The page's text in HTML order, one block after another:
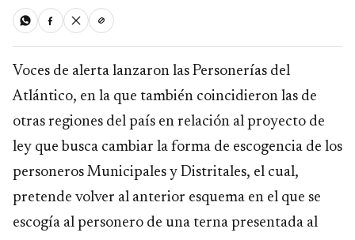
Voces de alerta lanzaron las Personerías del
Atlántico, en la que también coincidieron las de
otras regiones del país en relación al proyecto de
ley que busca cambiar la forma de escogencia de los
personeros Municipales y Distritales, el cual,
pretende volver al anterior esquema en el que se
escogía al personero de una terna presentada al